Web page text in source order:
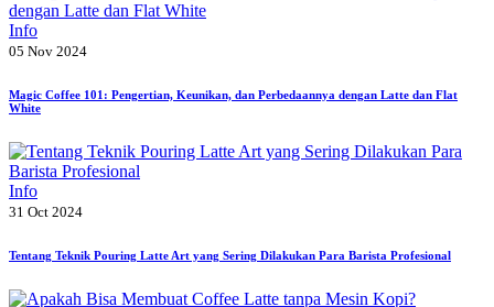
Info
05 Nov 2024
Magic Coffee 101: Pengertian, Keunikan, dan Perbedaannya dengan Latte dan Flat
White
Info
31 Oct 2024
Tentang Teknik Pouring Latte Art yang Sering Dilakukan Para Barista Profesional